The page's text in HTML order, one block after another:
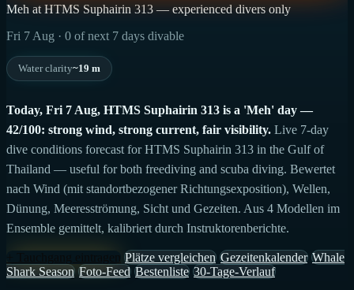
Meh at HTMS Suphairin 313 — experienced divers only
Fri 7 Aug · 0 of next 7 days divable
Water clarity~19 m
Today, Fri 7 Aug, HTMS Suphairin 313 is a 'Meh' day —
42/100: strong wind, strong current, fair visibility. Live 7-day
dive conditions forecast for HTMS Suphairin 313 in the Gulf of
Thailand — useful for both freediving and scuba diving. Bewertet
nach Wind (mit standortbezogener Richtungsexposition), Wellen,
Dünung, Meeresströmung, Sicht und Gezeiten. Aus 4 Modellen im
Ensemble gemittelt, kalibriert durch Instruktorenberichte.
Plätze vergleichen Gezeitenkalender Whale
Shark Season Foto-Feed Bestenliste 30-Tage-Verlauf